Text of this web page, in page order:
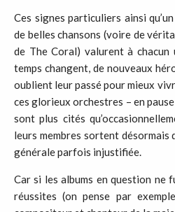
Ces signes particuliers ainsi
de belles chansons (voire de
de The Coral) valurent à chacun
temps changent, de nouveaux
oublient leur passé pour mieux
ces glorieux orchestres – en
sont plus cités
leurs membres sortent désormais
générale parfois injustifiée.
Car si les albums en question ne
réussites (on pense par